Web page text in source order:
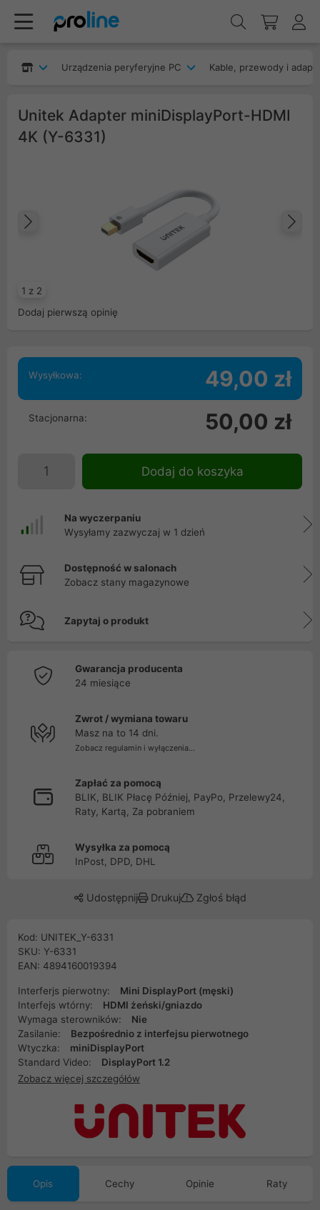
Urządzenia peryferyjne PC Kable, przewody i
Unitek Adapter miniDisplayPort-HDMI
4K (Y-6331)
1 z 2
Poprzedni
Dodaj pierwszą opinię
Wysyłkowa: 49,00 zł
Stacjonarna: 50,00 zł
Dodaj do koszyka
Na wyczerpaniu
Wysyłamy zazwyczaj w 1 dzień
Dostępność w salonach
Zobacz stany magazynowe
Zapytaj o produkt
Gwarancja producenta
24 miesiące
Zwrot / wymiana towaru
Masz na to 14 dni.
Zobacz regulamin i wyłączenia...
Zapłać za pomocą
BLIK, BLIK Płacę Później, PayPo, Przelewy24,
Raty, Kartą, Za pobraniem
Wysyłka za pomocą
InPost, DPD, DHL
Udostępnij Drukuj Zgłoś błąd
Kod: UNITEK_Y-6331
SKU: Y-6331
EAN: 4894160019394
Interferjs pierwotny:
Mini DisplayPort (męski)
Interfejs wtórny:
HDMI żeński/gniazdo
Wymaga sterowników:
Nie
Zasilanie:
Bezpośrednio z interfejsu pierwotnego
Wtyczka:
miniDisplayPort
Standard Video:
DisplayPort 1.2
Zobacz więcej szczegółów
Opis Cechy Opinie Raty